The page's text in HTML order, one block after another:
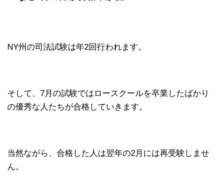
NY州の司法試験は年2回行われます。
そして、7月の試験ではロースクールを卒業したばかり
の優秀な人たちが合格していきます。
当然ながら、合格した人は翌年の2月には再受験しませ
ん。